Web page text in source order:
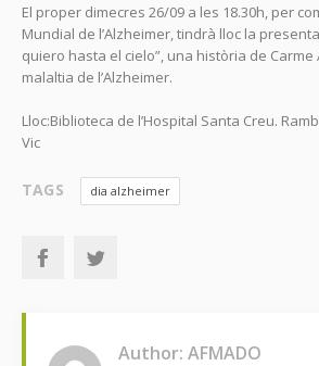
El proper dimecres 26/09 a les 18.30h, per
Mundial de l’Alzheimer, tindrà lloc la
quiero hasta el cielo”, una història de Carme
malaltia de l’Alzheimer.
Lloc:Biblioteca de l’Hospital Santa Creu.
Vic
TAGS dia alzheimer
Author: AFMADO